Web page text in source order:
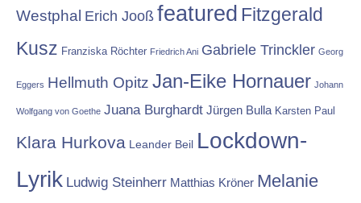
Westphal Erich Jooß featured Fitzgerald
Kusz Franziska Röchter Friedrich Ani Gabriele Trinckler Georg
Eggers Hellmuth Opitz Jan-Eike Hornauer Johann
Wolfgang von Goethe Juana Burghardt Jürgen Bulla Karsten Paul
Klara Hurkova Leander Beil Lockdown-
Lyrik Ludwig Steinherr Matthias Kröner Melanie